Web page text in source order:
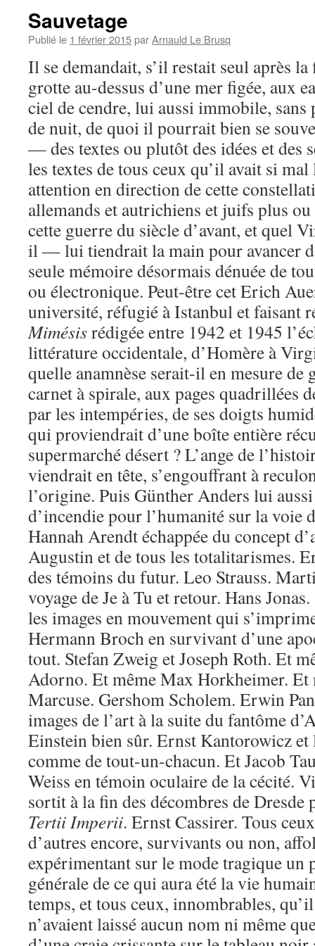
Sauvetage
Publié le 1 février 2015parArnauld Le Brusq
Il se demandait, s’il restait seul après
grotte au-dessus d’une mer figée, aux
ciel de cendre, lui aussi immobile, sans
de nuit, de quoi il pourrait bien se
— des textes ou plutôt des idées et des
les textes de tous ceux qu’il avait si
attention en direction de cette
allemands et autrichiens et juifs plus ou
cette guerre du siècle d’avant, et quel
il — lui tiendrait la main pour avancer
seule mémoire désormais dénuée de
ou électronique. Peut-être cet Erich
université, réfugié à Istanbul et faisant
Mimésisrédigée entre 1942 et 1945
littérature occidentale, d’Homère à
quelle anamnèse serait-il en mesure de
carnet à spirale, aux pages quadrillées
par les intempéries, de ses doigts
qui proviendrait d’une boîte entière
supermarché désert ? L’ange de
viendrait en tête, s’engouffrant à
l’origine. Puis Günther Anders lui
d’incendie pour l’humanité sur la voie
Hannah Arendt échappée du concept
Augustin et de tous les totalitarismes.
des témoins du futur. Leo Strauss.
voyage de Je à Tu et retour. Hans
les images en mouvement qui
Hermann Broch en survivant d’une
tout. Stefan Zweig et Joseph Roth. Et
Adorno. Et même Max Horkheimer. Et
Marcuse. Gershom Scholem. Erwin
images de l’art à la suite du fantôme
Einstein bien sûr. Ernst Kantorowicz
comme de tout-un-chacun. Et Jacob
Weiss en témoin oculaire de la cécité.
sortit à la fin des décombres de
Tertii Imperii. Ernst Cassirer. Tous
d’autres encore, survivants ou non,
expérimentant sur le mode tragique un
générale de ce qui aura été la vie
temps, et tous ceux, innombrables,
n’avaient laissé aucun nom ni même